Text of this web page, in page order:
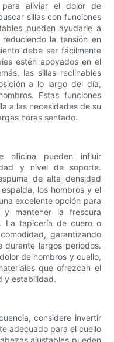
aliviar el dolor de
sillas con funciones
pueden ayudarle a
la tensión en
debe ser fácilmente
estén apoyados en el
las sillas reclinables
a lo largo del día,
Estas funciones
a las necesidades de su
horas sentado.
oficina pueden influir
y nivel de soporte.
de alta densidad
los hombros y el
excelente opción para
mantener la frescura
La tapicería de cuero o
garantizando
durante largos periodos.
de hombros y cuello,
que ofrezcan el
y estabilidad.
considere invertir
adecuado para el cuello